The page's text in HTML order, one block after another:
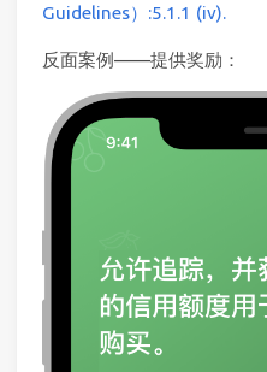
Guidelines）:5.1.1 (iv).
反面案例——提供奖励：